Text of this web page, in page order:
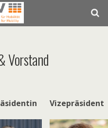
Vorstand
Vizepräsident